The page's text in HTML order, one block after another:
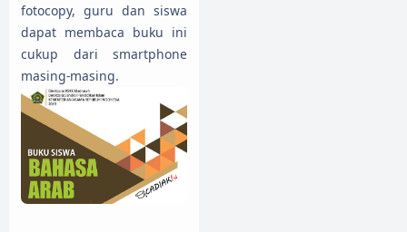
fotocopy, guru dan siswa
dapat membaca buku ini
cukup dari smartphone
masing-masing.